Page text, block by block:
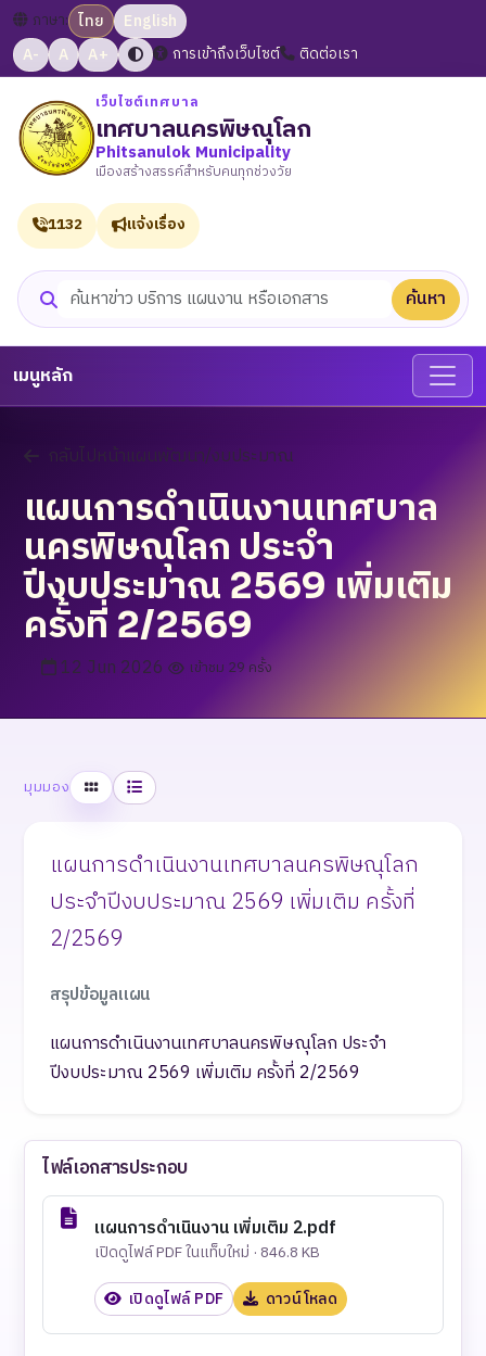
ภาษา: ไทย
English
A-
A A+ การเข้าถึงเว็บไซต์ ติดต่อเรา
เว็บไซต์เทศบาล
เทศบาลนครพิษณุโลก
Phitsanulok Municipality
เมืองสร้างสรรค์สำหรับคนทุกช่วงวัย
ค้นหาเว็บไซต์ ค้นหา
1132 แจ้งเรื่อง
เมนูหลัก
กลับไปหน้าแผนพัฒนา/งบประมาณ
แผนการดำเนินงานเทศบาล
นครพิษณุโลก ประจำ
ปีงบประมาณ 2569 เพิ่มเติม
ครั้งที่ 2/2569
12 Jun 2026 เข้าชม 29 ครั้ง
มุมมอง ตารางรายการ
แผนการดำเนินงานเทศบาลนครพิษณุโลก
ประจำปีงบประมาณ 2569 เพิ่มเติม ครั้งที่
2/2569
สรุปข้อมูลแผน
แผนการดำเนินงานเทศบาลนครพิษณุโลก ประจำ
ปีงบประมาณ 2569 เพิ่มเติม ครั้งที่ 2/2569
ไฟล์เอกสารประกอบ
แผนการดำเนินงาน เพิ่มเติม 2.pdf
เปิดดูไฟล์ PDF ในแท็บใหม่ · 846.8 KB
เปิดดูไฟล์ PDF ดาวน์โหลด